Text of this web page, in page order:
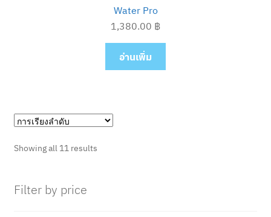
Water Pro
1,380.00 ฿
อ่านเพิ่ม
Showing all 11 results
Filter by price